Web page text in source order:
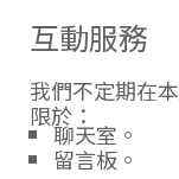
互動服務
我們不定期在
限於：
聊天室。
留言板。